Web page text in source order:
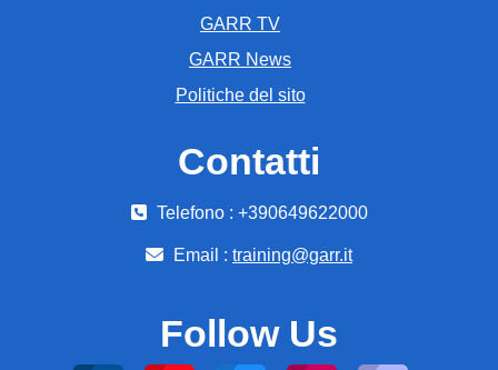
GARR TV
GARR News
Politiche del sito
Contatti
Telefono : +390649622000
Email : training@garr.it
Follow Us